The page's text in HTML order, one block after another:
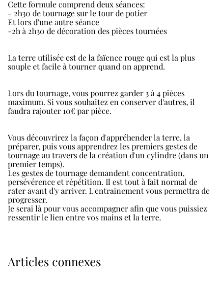
Cette formule comprend deux séances:
- 2h30 de tournage sur le tour de potier
Et lors d'une autre séance
-2h à 2h30 de décoration des pièces tournées
La terre utilisée est de la faïence rouge qui est la plus
souple et facile à tourner quand on apprend.
Lors du tournage, vous pourrez garder 3 à 4 pièces
maximum. Si vous souhaitez en conserver d'autres, il
faudra rajouter 10€ par pièce.
Vous découvrirez la façon d'appréhender la terre, la
préparer, puis vous apprendrez les premiers gestes de
tournage au travers de la création d'un cylindre (dans un
premier temps).
Les gestes de tournage demandent concentration,
persévérence et répétition. Il est tout à fait normal de
rater avant d'y arriver. L'entrainement vous permettra de
progresser.
Je serai là pour vous accompagner afin que vous puissiez
ressentir le lien entre vos mains et la terre.
Articles connexes